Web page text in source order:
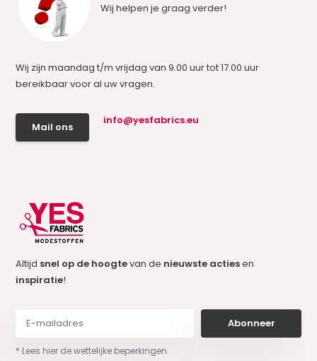
Wij helpen je graag verder!
Wij zijn maandag t/m vrijdag van 9.00 uur tot 17.00 uur
bereikbaar voor al uw vragen.
Mail ons
info@yesfabrics.eu
Altijd snel op de hoogtevan de nieuwste actiesen
inspiratie!
Abonneer
* Lees hier de wettelijke beperkingen